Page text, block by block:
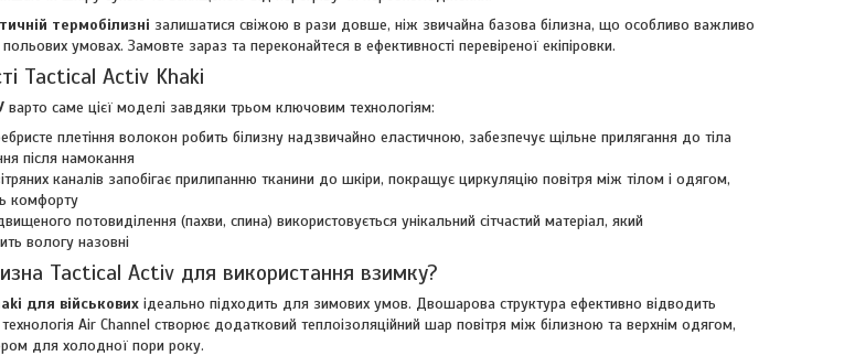
термобілизні залишатися свіжою в рази довше, ніж звичайна базова білизна, що особливо важливо
умовах. Замовте зараз та переконайтеся в ефективності перевіреної екіпіровки.
Tactical Activ Khaki
варто саме цієї моделі завдяки трьом ключовим технологіям:
плетіння волокон робить білизну надзвичайно еластичною, забезпечує щільне прилягання до тіла
після намокання
каналів запобігає прилипанню тканини до шкіри, покращує циркуляцію повітря між тілом і одягом,
комфорту
потовиділення (пахви, спина) використовується унікальний сітчастий матеріал, який
вологу назовні
Tactical Activ для використання взимку?
для військових ідеально підходить для зимових умов. Двошарова структура ефективно відводить
технологія Air Channel створює додатковий теплоізоляційний шар повітря між білизною та верхнім одягом,
для холодної пори року.